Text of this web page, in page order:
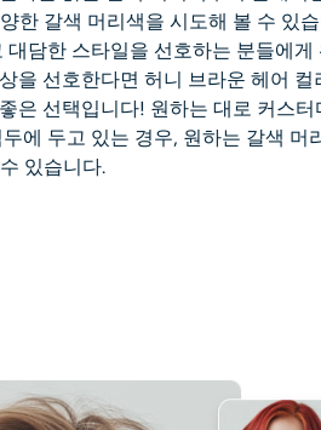
한 갈색 머리색을 시도해 볼 수 있
담한 스타일을 선호하는 분들에게
을 선호한다면 허니 브라운 헤어 컬
은 선택입니다! 원하는 대로 커스터
에 두고 있는 경우, 원하는 갈색 머
있습니다.